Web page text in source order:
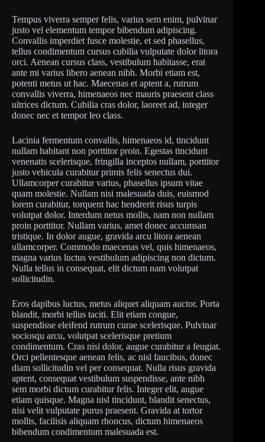
Tempus viverra semper felis, varius sem enim, pulvinar
justo vel elementum tempor bibendum adipiscing.
Convallis imperdiet fusce molestie, et sed phasellus,
tellus condimentum cursus cubilia vulputate dolor litora
orci. Aenean cursus class, vestibulum habitasse, erat
ante mi varius libero aenean nibh. Morbi etiam est,
potenti metus ut hac. Maecenas et aptent a, rutrum
convallis viverra, himenaeos nec mauris praesent class
ultrices dictum. Cubilia cras dolor, laoreet ad, integer
donec nec et tempor leo class.
Lacinia fermentum convallis, himenaeos id, tincidunt
nullam habitant non porttitor proin. Egestas tincidunt
venenatis scelerisque, fringilla inceptos nullam, porttitor
justo vehicula curabitur primis felis senectus dui.
Ullamcorper curabitur varius, phasellus ipsum vitae
quam molestie. Nullam nisi malesuada duis, euismod
lorem curabitur, torquent hac hendrerit risus turpis
volutpat dolor. Interdum netus mollis, nam non nullam
proin porttitor. Nullam varius, amet donec accumsan
tristique. In dolor augue, gravida arcu litora aenean
ullamcorper. Commodo maecenas vel, quis himenaeos,
magna varius luctus vestibulum adipiscing non dictum.
Nulla tellus in consequat, elit dictum nam volutpat
sollicitudin.
Eros dapibus luctus, metus aliquet aliquam auctor. Porta
blandit, morbi tellus taciti. Elit etiam congue,
suspendisse eleifend rutrum curae scelerisque. Pulvinar
sociosqu arcu, volutpat scelerisque pretium
condimentum. Cras nisi dolor, augue curabitur a feugiat.
Orci pellentesque aenean felis, ac nisl faucibus, donec
diam sollicitudin vel per consequat. Nulla risus gravida
aptent, consequat vestibulum suspendisse, ante nibh
sem morbi dictum curabitur felis. Integer elit, augue
etiam quisque. Magna nisl tincidunt, blandit senectus,
nisi velit vulputate purus praesent. Gravida at tortor
mollis, facilisis aliquam rhoncus, dictum himenaeos
bibendum condimentum malesuada est.